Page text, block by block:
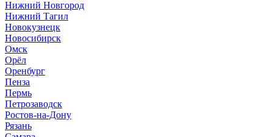
Нижний Новгород
Нижний Тагил
Новокузнецк
Новосибирск
Омск
Орёл
Оренбург
Пенза
Пермь
Петрозаводск
Ростов-на-Дону
Рязань